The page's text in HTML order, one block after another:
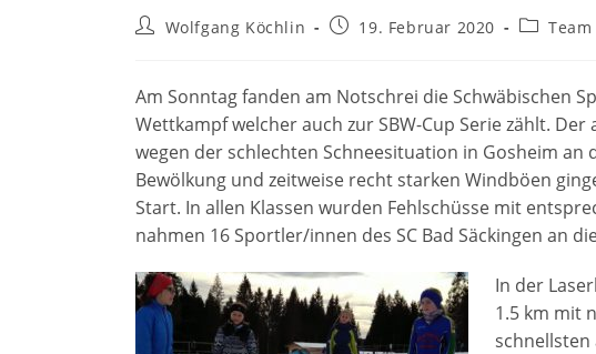
Beitrags-
Wolfgang Köchlin
Beitrag19. Februar 2020
Beitrags-
Am Sonntag fanden am Notschrei die Schwäbischen
Wettkampf welcher auch zur SBW-Cup Serie zählt.
wegen der schlechten Schneesituation in Gosheim an
Bewölkung und zeitweise recht starken Windböen
Start. In allen Klassen wurden Fehlschüsse mit
nahmen 16 Sportler/innen des SC Bad Säckingen an
In der
1.5 km mit
schnellsten